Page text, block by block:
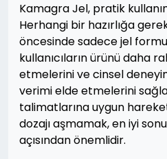
Kamagra Jel, pratik
Herhangi bir hazırlığa
öncesinde sadece jel
kullanıcıların ürünü daha
etmelerini ve cinsel
verimi elde etmelerini
talimatlarına uygun
dozajı aşmamak, en iyi
açısından önemlidir.